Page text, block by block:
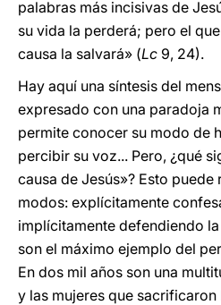
palabras más incisivas de
su vida la perderá; pero el
causa la salvará» (Lc 9, 24).
Hay aquí una síntesis del
expresado con una paradoja
permite conocer su modo de
percibir su voz... Pero, ¿qué
causa de Jesús»? Esto
modos: explícitamente
implícitamente defendiendo
son el máximo ejemplo del
En dos mil años son una
y las mujeres que